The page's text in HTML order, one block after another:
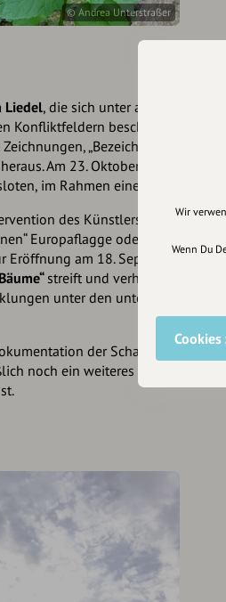
© Andrea Unterstraßer
Liedel, die sich unter anderem mit
Konfliktfeldern beschäftigt,
„Bezeichnung“, zum
Am 23. Oktober wird sie
im Rahmen einer Performance.
des Künstlers
Christian
Europaflagge oder beim Auftritt
Eröffnung am 18. September – das
streift und verhandelt aktuelle
unter den unterschiedlichsten
der Schau durch
noch ein weiteres Werk – es ist
Wir
Wenn Du